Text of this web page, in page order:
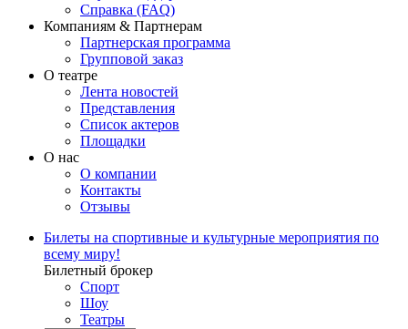
Справка (FAQ)
Компаниям & Партнерам
Партнерская программа
Групповой заказ
О театре
Лента новостей
Представления
Список актеров
Площадки
О нас
О компании
Контакты
Отзывы
Билеты на спортивные и культурные мероприятия по
всему миру!
Билетный брокер
Спорт
Шоу
Театры